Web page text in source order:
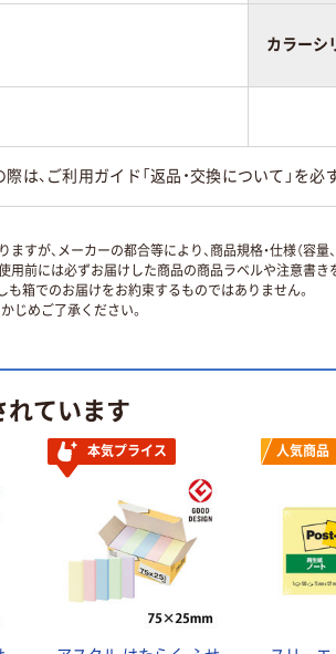
カラーシ
際は、ご利用ガイド「返品・交換について」を必
が、メーカーの都合等により、商品規格・仕様（容
前には必ずお届けした商品の商品ラベルや注意書
も箱でのお届けをお約束するものではありません。
じめご了承ください。
ています
本気プライス 人気商品